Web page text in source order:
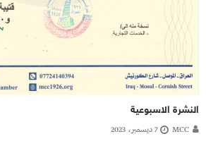
النشرة الاسبوعية
MCC 7 ديسمبر، 2023